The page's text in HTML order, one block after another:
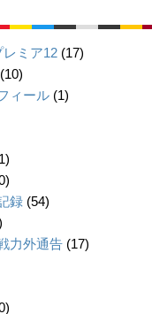
レミア12 (17)
(10)
ィール (1)
録 (54)
力外通告 (17)